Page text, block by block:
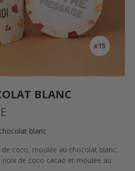
x15
BLANC
blanc
coco, moulée au chocolat blanc.
de coco cacao et moulée au